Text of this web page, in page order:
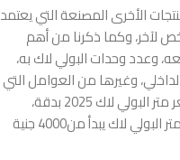
الأخرى المصنعة التي يعتمد
وكما ذكرنا من أهم
وعدد وحدات البولي لاك به،
وغيرها من العوامل التي
يضعها المصنع في الحسبان عند حساب سعر متر البولي لاك 2025 بدقة،
وعلى الرغم من ذلك يمكن القول أن سعر متر البولي لاك يبدأ من4000 جنية